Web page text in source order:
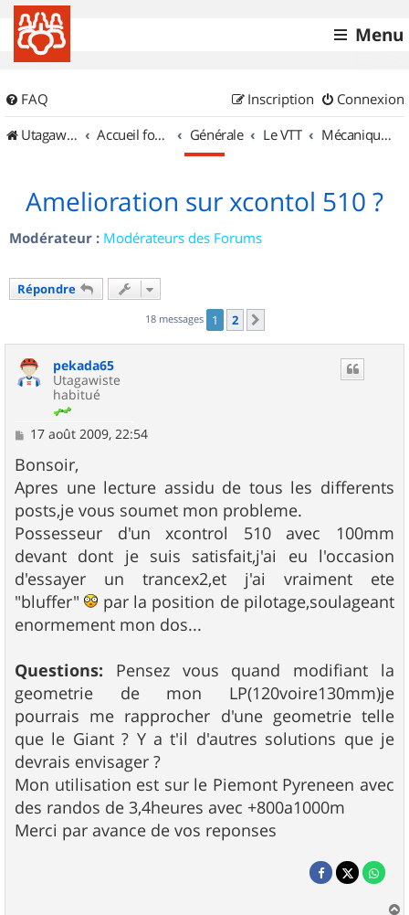
Menu
FAQ Connexion
Inscription
UtagawaVTT (Randos VTT et VTTAE avec traces GPS)
Accueil forum Générale Le VTT Mécanique et Entretiens
Amelioration sur xcontol 510 ?
Modérateur : Modérateurs des Forums
Répondre
18 messages 1 2
pekada65
Utagawiste
habitué
M
s
s
a
g
e
17 août 2009, 22:54
Bonsoir,
Apres une lecture assidu de tous les differents
posts,je vous soumet mon probleme.
Possesseur d'un xcontrol 510 avec 100mm
devant dont je suis satisfait,j'ai eu l'occasion
d'essayer un trancex2,et j'ai vraiment ete
"bluffer"
par la position de pilotage,soulageant
enormement mon dos...
Questions: Pensez vous quand modifiant la
geometrie de mon LP(120voire130mm)je
pourrais me rapprocher d'une geometrie telle
que le Giant ? Y a t'il d'autres solutions que je
devrais envisager ?
Mon utilisation est sur le Piemont Pyreneen avec
des randos de 3,4heures avec +800a1000m
Merci par avance de vos reponses